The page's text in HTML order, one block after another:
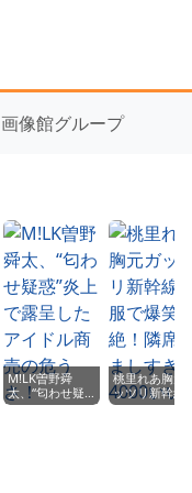
画像館グループ
M!LK曽野舜
太、“匂わせ疑
惑”炎上で露呈
桃里れあ胸元
ッツリ新幹線
服で爆笑悶絶